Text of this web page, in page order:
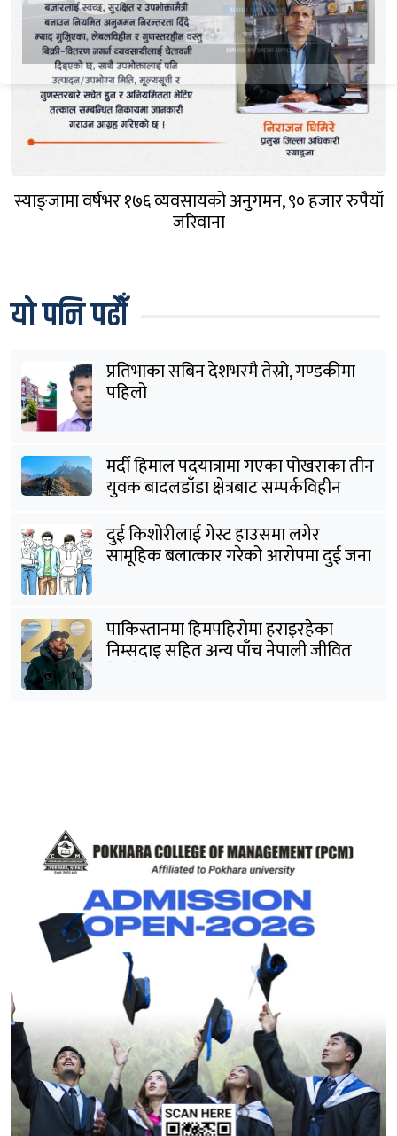
स्याङ्जामा वर्षभर १७६ व्यवसायको अनुगमन, ९० हजार रुपैयाँ
जरिवाना
यो पनि पढौँ
प्रतिभाका सबिन देशभरमै तेस्रो, गण्डकीमा
पहिलो
मर्दी हिमाल पदयात्रामा गएका पोखराका तीन
युवक बादलडाँडा क्षेत्रबाट सम्पर्कविहीन
दुई किशोरीलाई गेस्ट हाउसमा लगेर
सामूहिक बलात्कार गरेको आरोपमा दुई जना
पक्राउ
पाकिस्तानमा हिमपहिरोमा हराइरहेका
निम्सदाइ सहित अन्य पाँच नेपाली जीवित
भेटिने आशा कमजोर, युक्तको शव निकालियो